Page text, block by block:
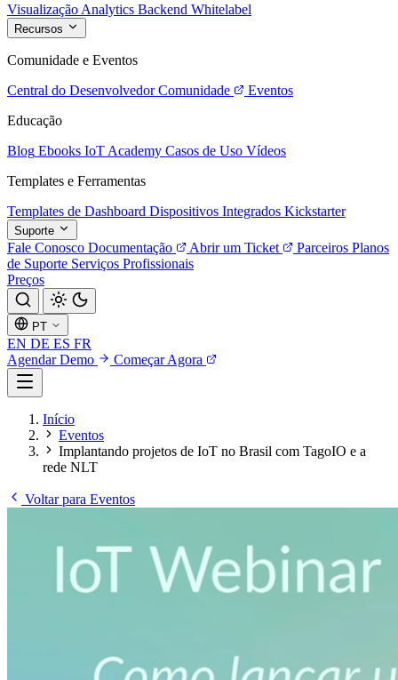
Visualização Analytics Backend Whitelabel
Recursos
Comunidade e Eventos
Central do Desenvolvedor Comunidade
Eventos
Educação
Blog Ebooks IoT Academy Casos de Uso Vídeos
Templates e Ferramentas
Templates de Dashboard Dispositivos Integrados Kickstarter
Suporte
Fale Conosco Documentação Abrir um Ticket Parceiros Planos
de Suporte Serviços Profissionais
Preços
PT
EN DE ES FR
Agendar Demo
Começar Agora
Início
Eventos
Implantando projetos de IoT no Brasil com TagoIO e a
rede NLT
Voltar para Eventos